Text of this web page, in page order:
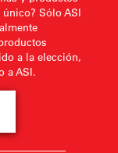
Sólo ASI
a la elección,
a ASI.